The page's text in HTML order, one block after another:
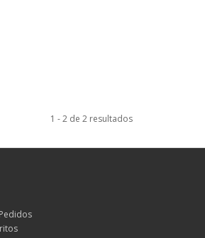
1 - 2 de 2 resultados